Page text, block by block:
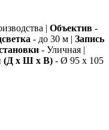
| Объектив -
- до 30 м | Запись
- Уличная |
(Д х Ш х В) - Ø 95 x 105